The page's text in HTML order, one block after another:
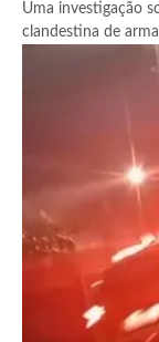
Uma investigação
clandestina de